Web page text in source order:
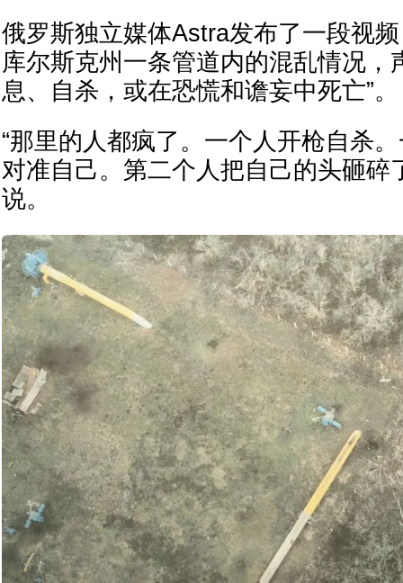
俄罗斯独立媒体Astra发布了一段视
库尔斯克州一条管道内的混乱情况，
息、自杀，或在恐慌和谵妄中死亡”。
“那里的人都疯了。一个人开枪自杀
对准自己。第二个人把自己的头砸碎
说。